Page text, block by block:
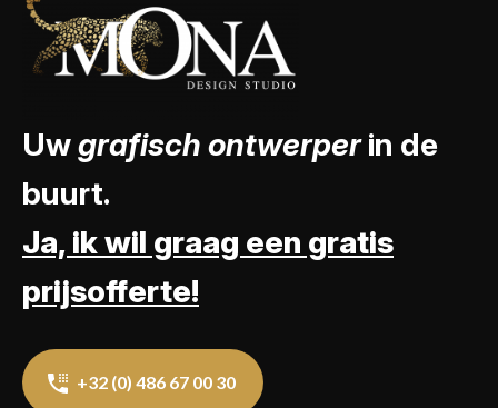
Uwgrafisch ontwerperin de
buurt.
Ja, ik wil graag een gratis
prijsofferte!
+32 (0) 486 67 00 30